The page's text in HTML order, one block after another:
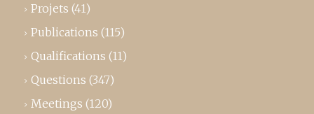
Projets (41)
Publications (115)
Qualifications (11)
Questions (347)
Meetings (120)